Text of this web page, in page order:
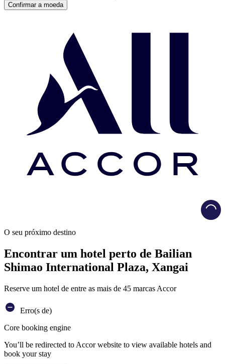
Confirmar a moeda
O seu próximo destino
Encontrar um hotel perto de Bailian
Shimao International Plaza, Xangai
Reserve um hotel de entre as mais de 45 marcas Accor
Erro(s de)
Core booking engine
You’ll be redirected to Accor website to view available hotels and
book your stay